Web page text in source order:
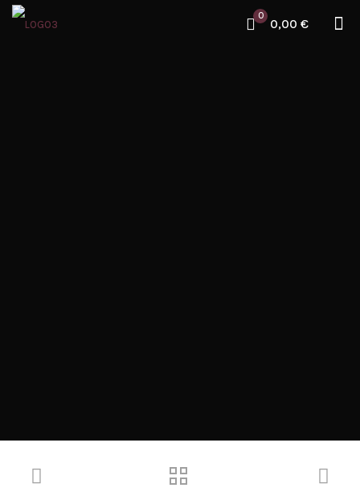
0
0,00 €